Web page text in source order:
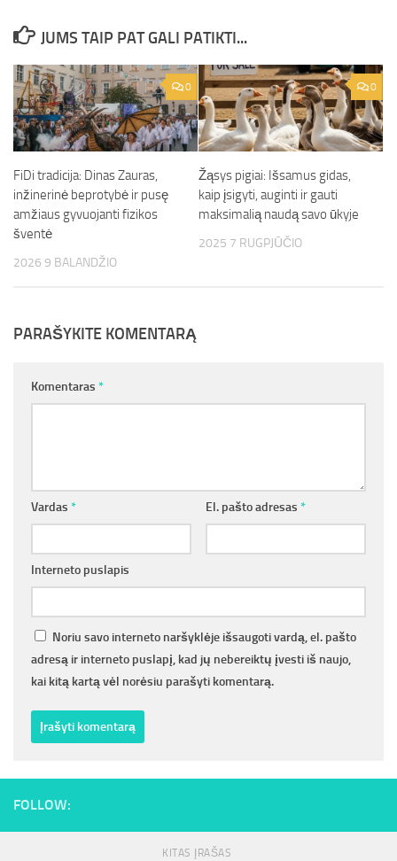
JUMS TAIP PAT GALI PATIKTI...
0
FiDi tradicija: Dinas Zauras,
inžinerinė beprotybė ir pusę
amžiaus gyvuojanti fizikos
šventė
2026 9 BALANDŽIO
0
Žąsys pigiai: Išsamus gidas,
kaip įsigyti, auginti ir gauti
maksimalią naudą savo ūkyje
2025 7 RUGPJŪČIO
PARAŠYKITE KOMENTARĄ
Komentaras *
Vardas * El. pašto adresas *
Interneto puslapis
Noriu savo interneto naršyklėje išsaugoti vardą, el. pašto
adresą ir interneto puslapį, kad jų nebereiktų įvesti iš naujo,
kai kitą kartą vėl norėsiu parašyti komentarą.
FOLLOW:
KITAS ĮRAŠAS